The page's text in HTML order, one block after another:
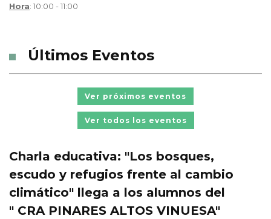
Hora: 10:00 - 11:00
Últimos Eventos
Ver próximos eventos
Ver todos los eventos
Charla educativa: "Los bosques,
escudo y refugios frente al cambio
climático" llega a los alumnos del
" CRA PINARES ALTOS VINUESA"